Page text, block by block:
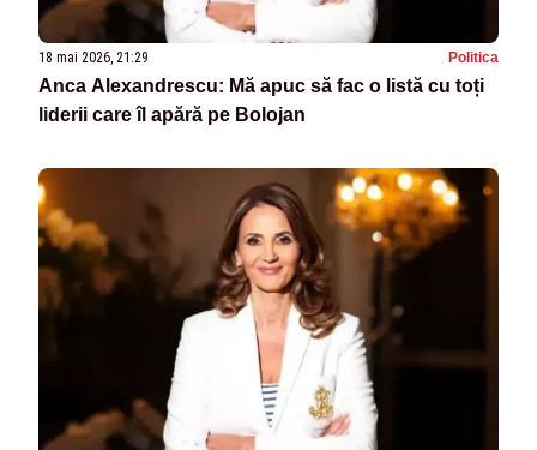
18 mai 2026, 21:29 Politica
Anca Alexandrescu: Mă apuc să fac o listă cu toți
liderii care îl apără pe Bolojan